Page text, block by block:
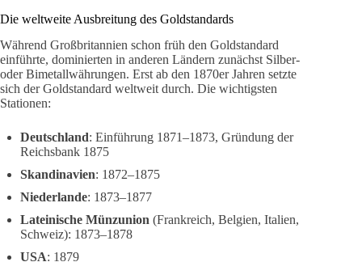
Die weltweite Ausbreitung des Goldstandards
Während Großbritannien schon früh den Goldstandard
einführte, dominierten in anderen Ländern zunächst Silber-
oder Bimetallwährungen. Erst ab den 1870er Jahren setzte
sich der Goldstandard weltweit durch. Die wichtigsten
Stationen:
Deutschland: Einführung 1871–1873, Gründung der
Reichsbank 1875
Skandinavien: 1872–1875
Niederlande: 1873–1877
Lateinische Münzunion (Frankreich, Belgien, Italien,
Schweiz): 1873–1878
USA: 1879